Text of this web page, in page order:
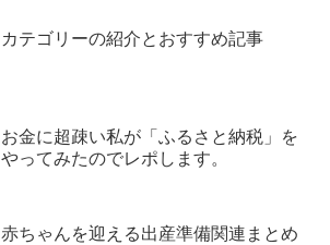
カテゴリーの紹介とおすすめ記事
お金に超疎い私が「ふるさと納税」を
やってみたのでレポします。
赤ちゃんを迎える出産準備関連まとめ